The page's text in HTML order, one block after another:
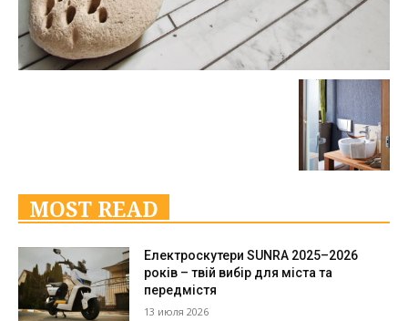
MOST READ
Електроскутери SUNRA 2025–2026
років – твій вибір для міста та
передмістя
13 июля 2026